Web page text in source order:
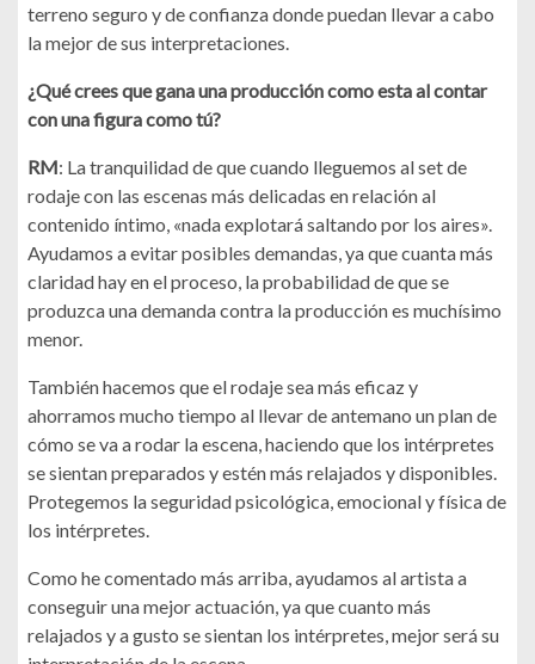
terreno seguro y de confianza donde puedan llevar a cabo
la mejor de sus interpretaciones.
¿Qué crees que gana una producción como esta al contar
con una figura como tú?
RM: La tranquilidad de que cuando lleguemos al set de
rodaje con las escenas más delicadas en relación al
contenido íntimo, «nada explotará saltando por los aires».
Ayudamos a evitar posibles demandas, ya que cuanta más
claridad hay en el proceso, la probabilidad de que se
produzca una demanda contra la producción es muchísimo
menor.
También hacemos que el rodaje sea más eficaz y
ahorramos mucho tiempo al llevar de antemano un plan de
cómo se va a rodar la escena, haciendo que los intérpretes
se sientan preparados y estén más relajados y disponibles.
Protegemos la seguridad psicológica, emocional y física de
los intérpretes.
Como he comentado más arriba, ayudamos al artista a
conseguir una mejor actuación, ya que cuanto más
relajados y a gusto se sientan los intérpretes, mejor será su